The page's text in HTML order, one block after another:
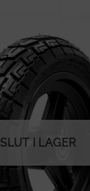
SLUT I LAGER